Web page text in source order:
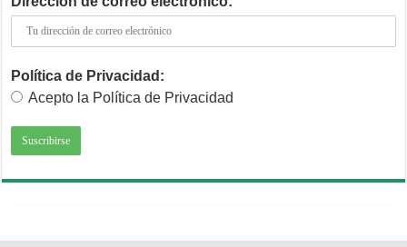
Política de Privacidad:
Acepto la Política de Privacidad